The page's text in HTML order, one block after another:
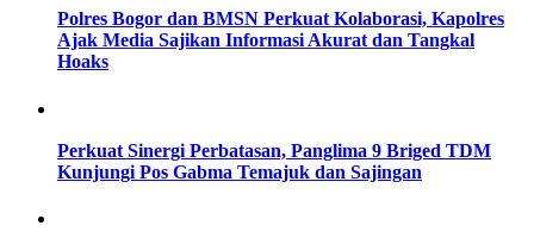
Polres Bogor dan BMSN Perkuat Kolaborasi, Kapolres
Ajak Media Sajikan Informasi Akurat dan Tangkal
Hoaks
Perkuat Sinergi Perbatasan, Panglima 9 Briged TDM
Kunjungi Pos Gabma Temajuk dan Sajingan